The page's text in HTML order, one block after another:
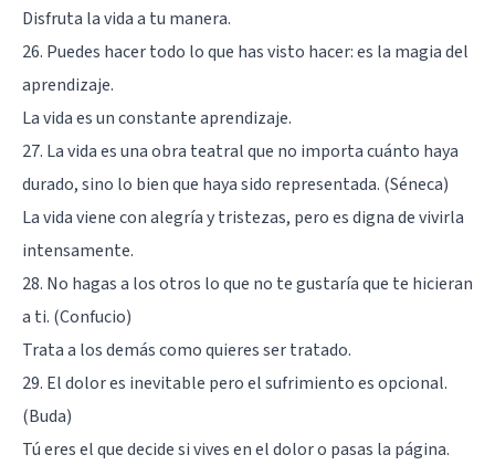
Disfruta la vida a tu manera.
26. Puedes hacer todo lo que has visto hacer: es la magia del
aprendizaje.
La vida es un constante aprendizaje.
27. La vida es una obra teatral que no importa cuánto haya
durado, sino lo bien que haya sido representada. (Séneca)
La vida viene con alegría y tristezas, pero es digna de vivirla
intensamente.
28. No hagas a los otros lo que no te gustaría que te hicieran
a ti. (Confucio)
Trata a los demás como quieres ser tratado.
29. El dolor es inevitable pero el sufrimiento es opcional.
(Buda)
Tú eres el que decide si vives en el dolor o pasas la página.